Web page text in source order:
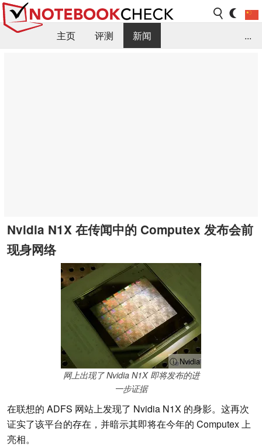
主页 评测
新闻
...
Nvidia N1X 在传闻中的 Computex 发布会前
现身网络
ⓘ Nvidia
网上出现了 Nvidia N1X 即将发布的进
一步证据
在联想的 ADFS 网站上发现了 Nvidia N1X 的身影。这再次
证实了该平台的存在，并暗示其即将在今年的 Computex 上
亮相。